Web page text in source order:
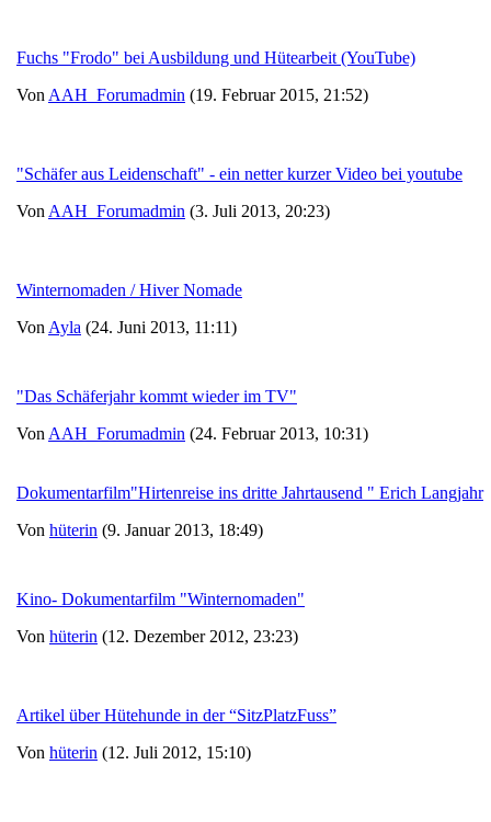
Fuchs "Frodo" bei Ausbildung und Hütearbeit (YouTube)
Von AAH_Forumadmin (19. Februar 2015, 21:52)
"Schäfer aus Leidenschaft" - ein netter kurzer Video bei youtube
Von AAH_Forumadmin (3. Juli 2013, 20:23)
Winternomaden / Hiver Nomade
Von Ayla (24. Juni 2013, 11:11)
"Das Schäferjahr kommt wieder im TV"
Von AAH_Forumadmin (24. Februar 2013, 10:31)
Dokumentarfilm"Hirtenreise ins dritte Jahrtausend " Erich Langjahr
Von hüterin (9. Januar 2013, 18:49)
Kino- Dokumentarfilm "Winternomaden"
Von hüterin (12. Dezember 2012, 23:23)
Artikel über Hütehunde in der “SitzPlatzFuss”
Von hüterin (12. Juli 2012, 15:10)